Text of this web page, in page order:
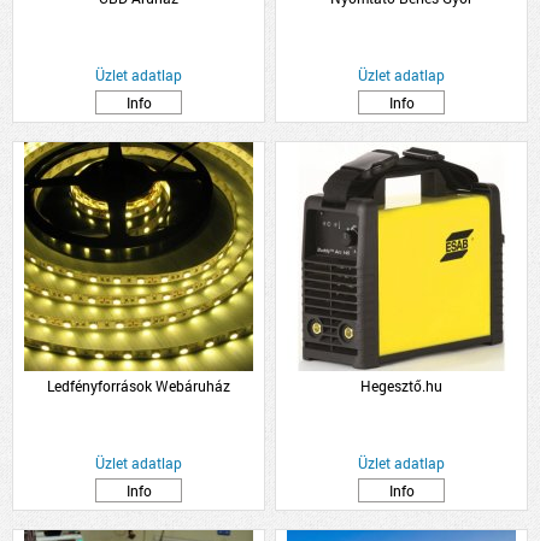
Üzlet adatlap
Info
Üzlet adatlap
Info
Ledfényforrások Webáruház
Üzlet adatlap
Info
Hegesztő.hu
Üzlet adatlap
Info